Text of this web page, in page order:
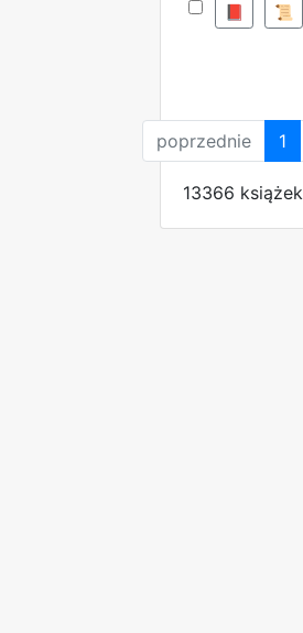
📕 📜
poprzednie 1
13366 książek